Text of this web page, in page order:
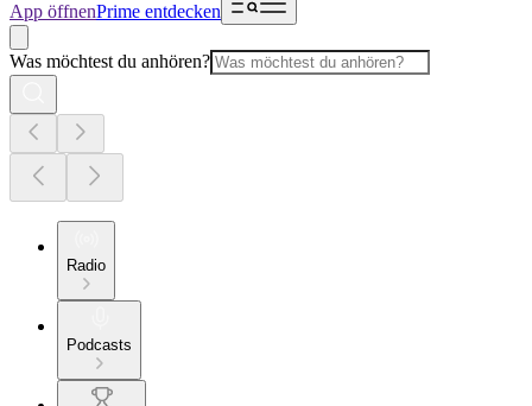
App öffnenPrime entdecken
Was möchtest du anhören?
Radio
Podcasts